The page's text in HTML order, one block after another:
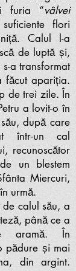
furia “vâlvei
flori
Calul l-a
de luptă și,
a transformat
făcut apariția.
de trei zile. În
a lovit-o în
după care
într-un cal
recunoscător
un blestem
Miercuri,
urmă.
calul său, a
până ce a
aramă. În
pădure și mai
din argint.